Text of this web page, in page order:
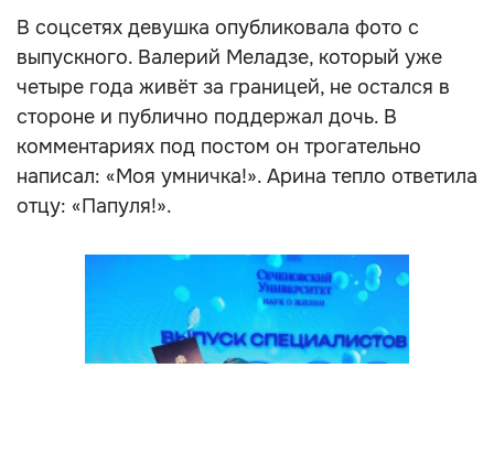
В соцсетях девушка опубликовала фото с
выпускного. Валерий Меладзе, который уже
четыре года живёт за границей, не остался в
стороне и публично поддержал дочь. В
комментариях под постом он трогательно
написал: «Моя умничка!». Арина тепло ответила
отцу: «Папуля!».